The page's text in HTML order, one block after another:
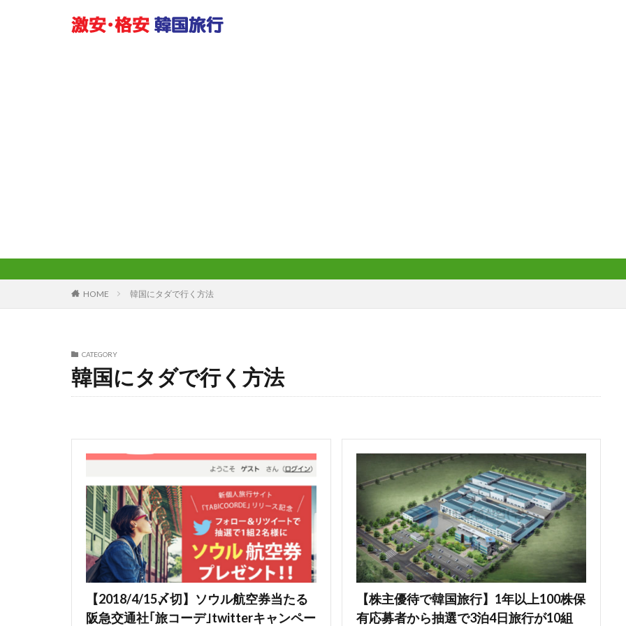
HOME 韓国にタダで行く方法
CATEGORY
韓国にタダで行く方法
【2018/4/15〆切】ソウル航空券当たる
阪急交通社｢旅コーデ｣twitterキャンペー
【株主優待で韓国旅行】1年以上100株保
有応募者から抽選で3泊4日旅行が10組